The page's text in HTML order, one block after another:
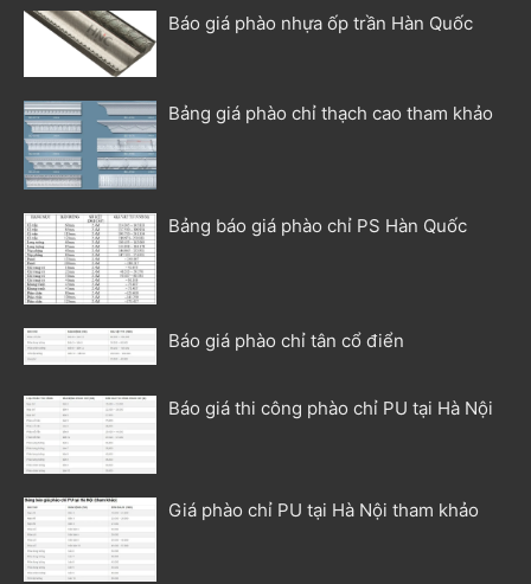
Báo giá phào nhựa ốp trần Hàn Quốc
Bảng giá phào chỉ thạch cao tham khảo
Bảng báo giá phào chỉ PS Hàn Quốc
Báo giá phào chỉ tân cổ điển
Báo giá thi công phào chỉ PU tại Hà Nội
Giá phào chỉ PU tại Hà Nội tham khảo